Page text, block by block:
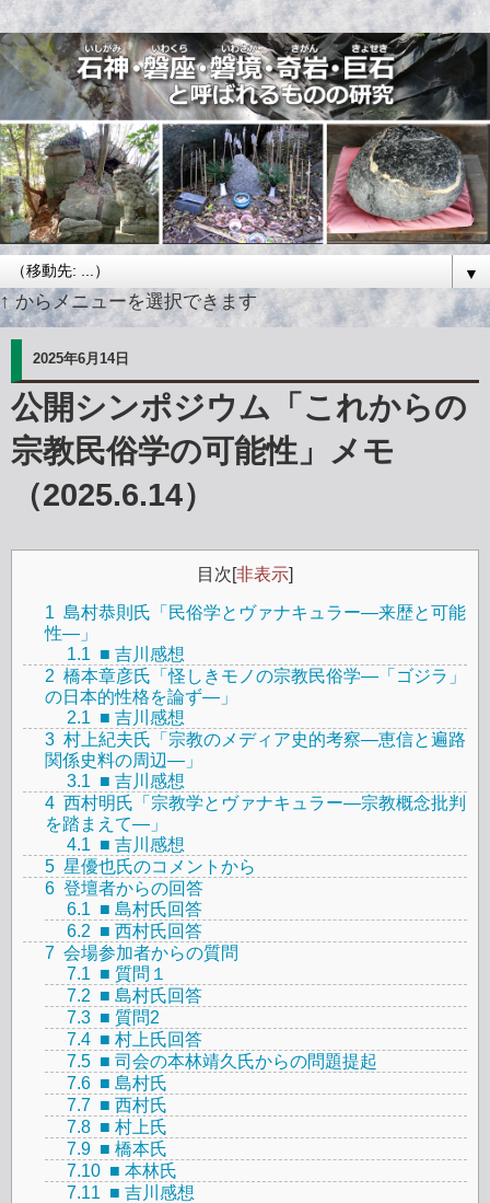
▼
↑ からメニューを選択できます
2025年6月14日
公開シンポジウム「これからの
宗教民俗学の可能性」メモ
（2025.6.14）
目次[非表示]
1 島村恭則氏「民俗学とヴァナキュラー―来歴と可能
性―」
1.1 ■ 吉川感想
2 橋本章彦氏「怪しきモノの宗教民俗学―「ゴジラ」
の日本的性格を論ず―」
2.1 ■ 吉川感想
3 村上紀夫氏「宗教のメディア史的考察―恵信と遍路
関係史料の周辺―」
3.1 ■ 吉川感想
4 西村明氏「宗教学とヴァナキュラー―宗教概念批判
を踏まえて―」
4.1 ■ 吉川感想
5 星優也氏のコメントから
6 登壇者からの回答
6.1 ■ 島村氏回答
6.2 ■ 西村氏回答
7 会場参加者からの質問
7.1 ■ 質問１
7.2 ■ 島村氏回答
7.3 ■ 質問2
7.4 ■ 村上氏回答
7.5 ■ 司会の本林靖久氏からの問題提起
7.6 ■ 島村氏
7.7 ■ 西村氏
7.8 ■ 村上氏
7.9 ■ 橋本氏
7.10 ■ 本林氏
7.11 ■ 吉川感想